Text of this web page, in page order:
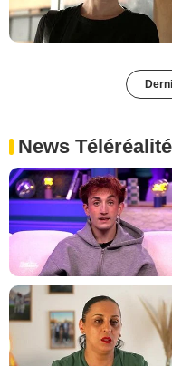
News Téléréalité